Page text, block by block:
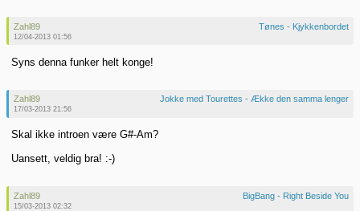
Zahl89
12/04-2013 01:56
Tønes - Kjykkenbordet
Syns denna funker helt konge!
Zahl89
17/03-2013 21:56
Jokke med Tourettes - Ække den samma lenger
Skal ikke introen være G#-Am?
Uansett, veldig bra! :-)
Zahl89
15/03-2013 02:32
BigBang - Right Beside You